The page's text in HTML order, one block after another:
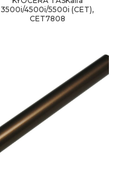
3500i/4500i/5500i (CET),
CET7808